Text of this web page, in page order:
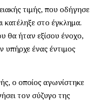
τιμής, που οδήγησε
κατέληξε στο έγκλημα.
θα ήταν εξίσου ένοχο,
υπήρχε ένας έντιμος
ο οποίος αγωνίστηκε
τον σύζυγο της